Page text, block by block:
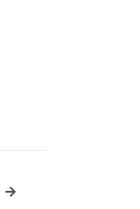
Next Article